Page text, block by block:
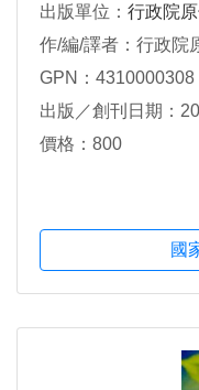
出版單位： 行政院
作/編/譯者：行政院
GPN：4310000308
出版／創刊日期：
價格：800
國